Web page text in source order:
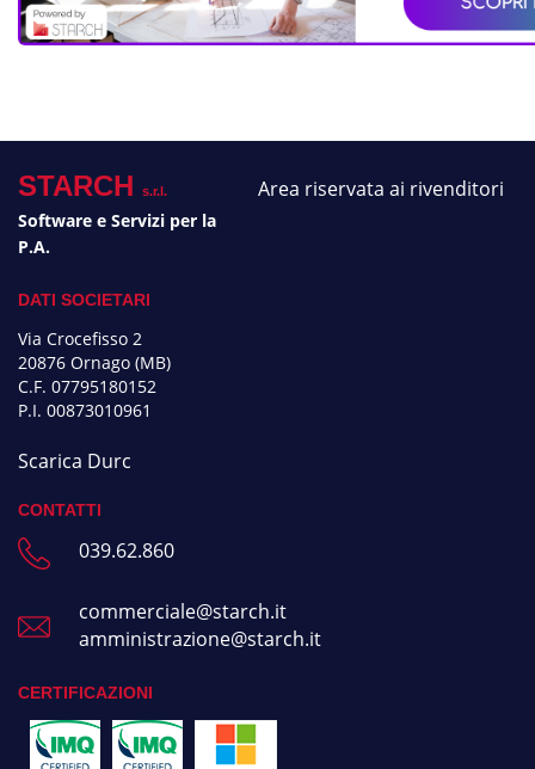
STARCH s.r.l.
Software e Servizi per la
P.A.
Area riservata ai rivenditori
DATI SOCIETARI
Via Crocefisso 2
20876 Ornago (MB)
C.F. 07795180152
P.I. 00873010961
Scarica Durc
CONTATTI
039.62.860
commerciale@starch.it
amministrazione@starch.it
CERTIFICAZIONI